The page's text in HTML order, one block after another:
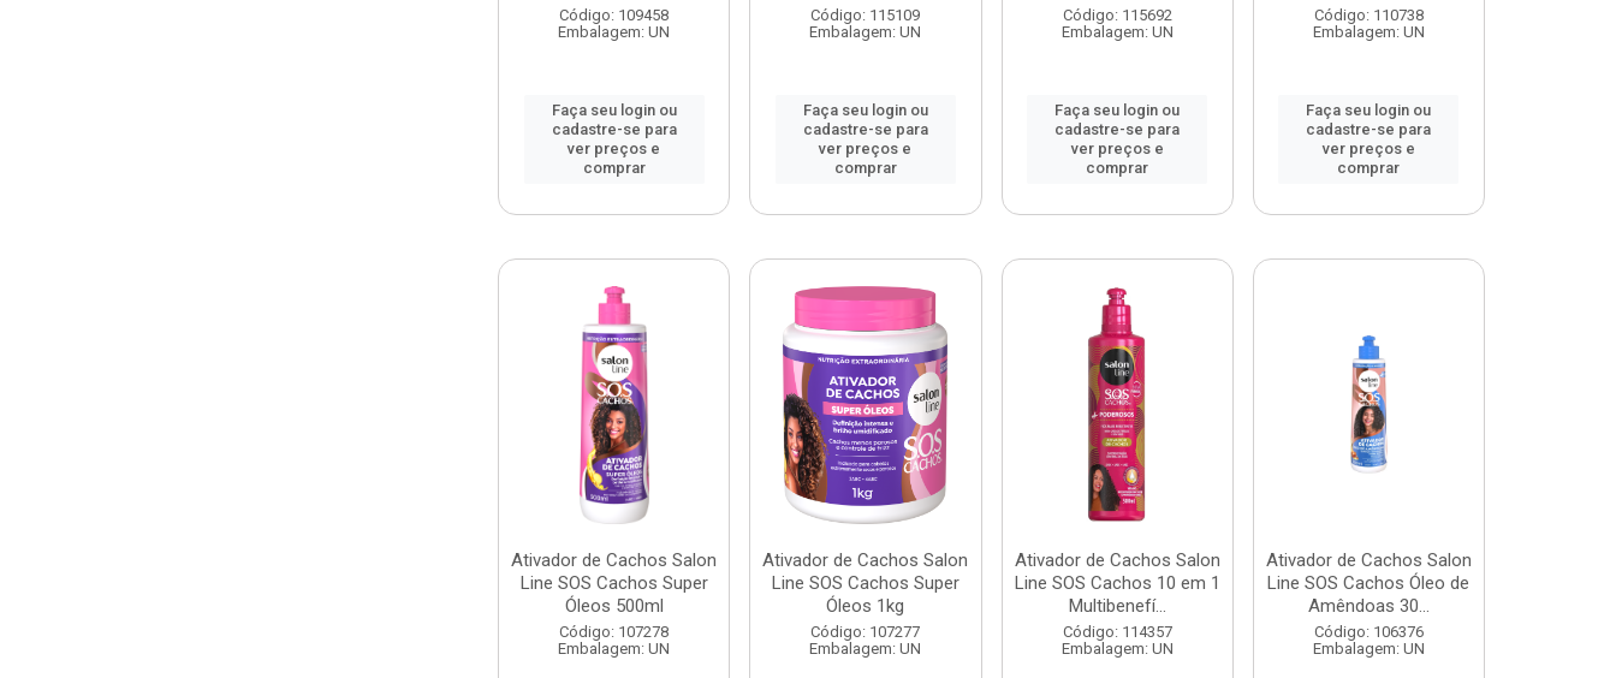
Código: 109458
Embalagem: UN
Faça seu login ou
cadastre-se para
ver preços e
comprar
Código: 115109
Embalagem: UN
Faça seu login ou
cadastre-se para
ver preços e
comprar
Código: 115692
Embalagem: UN
Faça seu login ou
cadastre-se para
ver preços e
comprar
Código: 110738
Embalagem: UN
Faça seu login ou
cadastre-se para
ver preços e
comprar
Ativador de Cachos Salon
Line SOS Cachos Super
Óleos 500ml
Código: 107278
Embalagem: UN
Ativador de Cachos Salon
Line SOS Cachos Super
Óleos 1kg
Código: 107277
Embalagem: UN
Ativador de Cachos Salon
Line SOS Cachos 10 em 1
Multibenefí...
Código: 114357
Embalagem: UN
Ativador de Cachos Salon
Line SOS Cachos Óleo de
Amêndoas 30...
Código: 106376
Embalagem: UN